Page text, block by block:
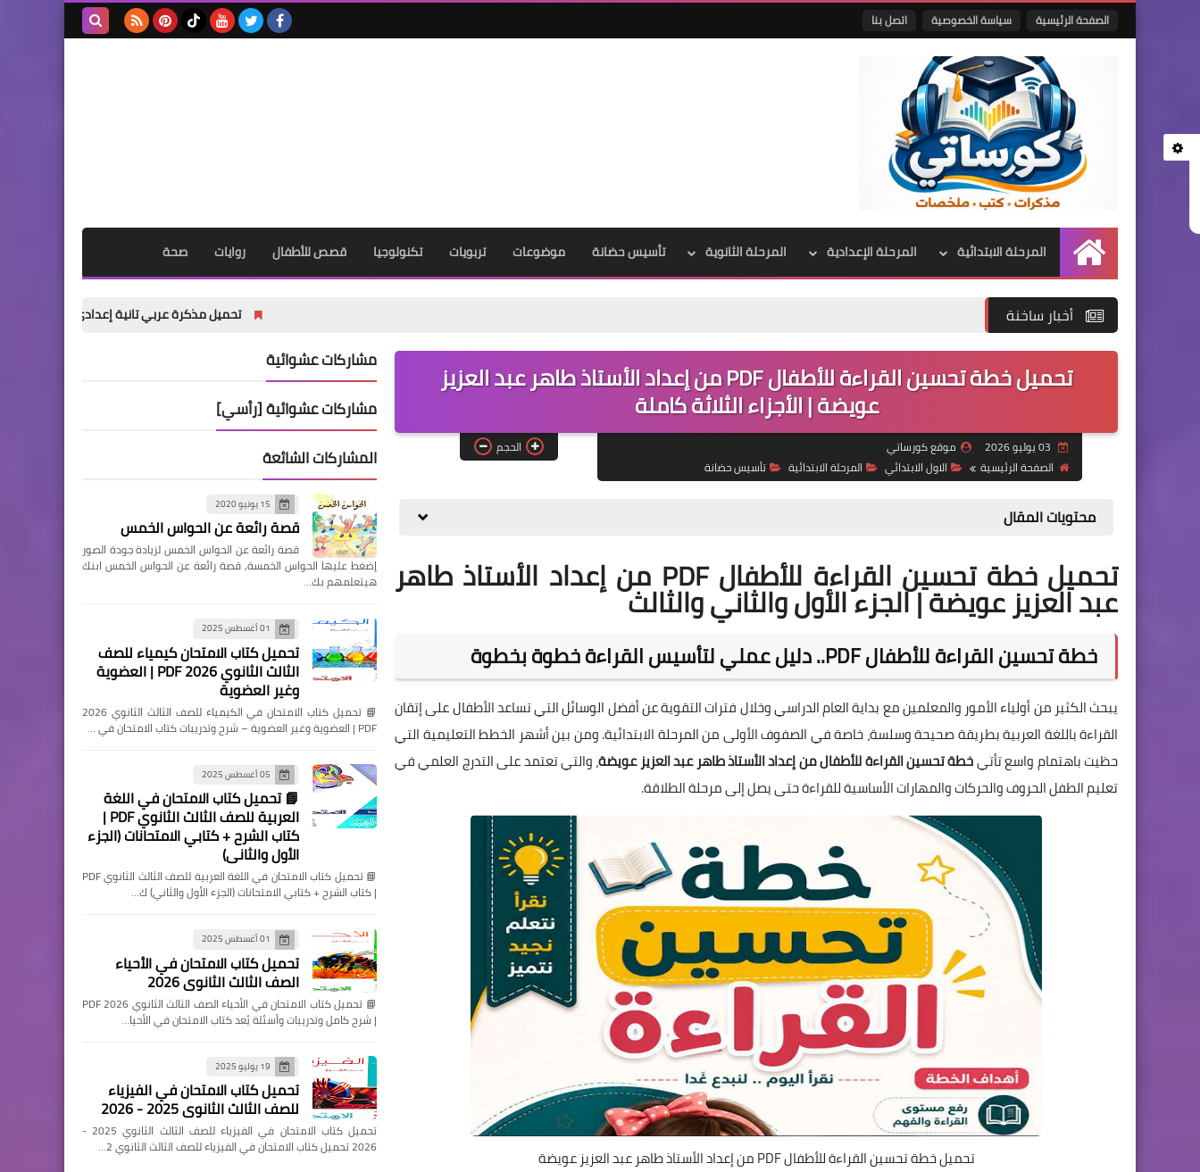
الصفحة الرئيسية سياسة الخصوصية اتصل بنا
الرئيسية
المرحلة الابتدائية المرحلة الإعدادية المرحلة الثانوية تأسيس حضانة موضوعات تربويات تكنولوجيا قصص للأطفال روايات صحة
أخبار ساخنة تحميل مذكرة عربي تانية إعدادي ترم أول 2027 PDF | شرح شامل للأستاذ أكرم مؤمن
تحميل خطة تحسين القراءة للأطفال PDF من إعداد الأستاذ طاهر عبد العزيز
عويضة | الأجزاء الثلاثة كاملة
موقع كورساتي
الصفحة الرئيسية
الاول الابتدائي المرحلة الابتدائية تأسيس حضانة
الحجم
محتويات المقال
تحميل خطة تحسين القراءة للأطفال PDF من إعداد الأستاذ طاهر
عبد العزيز عويضة | الجزء الأول والثاني والثالث
خطة تحسين القراءة للأطفال PDF.. دليل عملي لتأسيس القراءة خطوة بخطوة
يبحث الكثير من أولياء الأمور والمعلمين مع بداية العام الدراسي وخلال فترات التقوية عن أفضل الوسائل التي تساعد الأطفال على إتقان
القراءة باللغة العربية بطريقة صحيحة وسلسة، خاصة في الصفوف الأولى من المرحلة الابتدائية. ومن بين أشهر الخطط التعليمية التي
حظيت باهتمام واسع تأتيخطة تحسين القراءة للأطفال من إعداد الأستاذ طاهر عبد العزيز عويضة، والتي تعتمد على التدرج العلمي في
تعليم الطفل الحروف والحركات والمهارات الأساسية للقراءة حتى يصل إلى مرحلة الطلاقة.
تحميل خطة تحسين القراءة للأطفال PDF من إعداد الأستاذ طاهر عبد العزيز عويضة
مشاركات عشوائية
مشاركات عشوائية [رأسي]
المشاركات الشائعة
15 يونيو 2020
قصة رائعة عن الحواس الخمس
قصة رائعة عن الحواس الخمس لزيادة جودة الصور
إضغط عليها الحواس الخمسة, قصة رائعة عن الحواس الخمس ابنك
هيتعلمهم بك…
01 أغسطس 2025
تحميل كتاب الامتحان كيمياء للصف
الثالث الثانوي 2026 PDF | العضوية
وغير العضوية
📘 تحميل كتاب الامتحان في الكيمياء للصف الثالث الثانوي 2026
PDF | العضوية وغير العضوية – شرح وتدريبات كتاب الامتحان في …
05 أغسطس 2025
📘 تحميل كتاب الامتحان في اللغة
العربية للصف الثالث الثانوي PDF |
كتاب الشرح + كتابي الامتحانات (الجزء
الأول والثاني)
📘 تحميل كتاب الامتحان في اللغة العربية للصف الثالث الثانوي PDF
| كتاب الشرح + كتابي الامتحانات (الجزء الأول والثاني) ك…
01 أغسطس 2025
تحميل كتاب الامتحان في الأحياء
الصف الثالث الثانوي 2026
📘 تحميل كتاب الامتحان في الأحياء الصف الثالث الثانوي 2026 PDF
| شرح كامل وتدريبات وأسئلة يُعد كتاب الامتحان في الأحيا…
19 يوليو 2025
تحميل كتاب الامتحان في الفيزياء
للصف الثالث الثانوي 2025 - 2026
تحميل كتاب الامتحان في الفيزياء للصف الثالث الثانوي 2025 -
2026 تحميل كتاب الامتحان في الفيزياء للصف الثالث الثانوي 2…